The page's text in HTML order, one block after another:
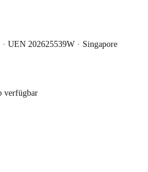
· UEN 202625539W · Singapore
verfügbar